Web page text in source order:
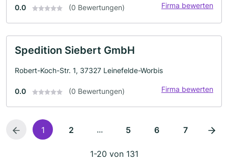
0.0 (0 Bewertungen) Firma bewerten
Spedition Siebert GmbH
Robert-Koch-Str. 1, 37327 Leinefelde-Worbis
0.0 (0 Bewertungen) Firma bewerten
1 2 ... 5 6 7
1-20 von 131